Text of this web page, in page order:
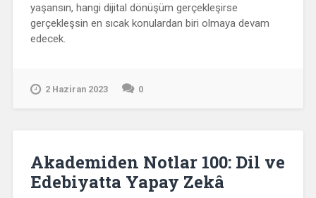
yaşansın, hangi dijital dönüşüm gerçekleşirse
gerçekleşsin en sıcak konulardan biri olmaya devam
edecek.
2 Haziran 2023 0
Akademiden Notlar 100: Dil ve
Edebiyatta Yapay Zekâ